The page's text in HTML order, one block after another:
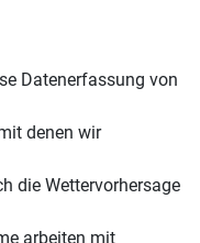
Datenerfassung von
denen wir
die Wettervorhersage
arbeiten mit